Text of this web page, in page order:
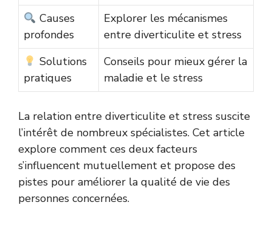
Causes
profondes
Explorer les mécanismes
entre diverticulite et stress
Solutions
pratiques
Conseils pour mieux gérer la
maladie et le stress
La relation entre diverticulite et stress suscite
l’intérêt de nombreux spécialistes. Cet article
explore comment ces deux facteurs
s’influencent mutuellement et propose des
pistes pour améliorer la qualité de vie des
personnes concernées.